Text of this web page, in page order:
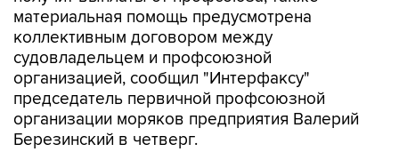
материальная помощь предусмотрена
коллективным договором между
судовладельцем и профсоюзной
организацией, сообщил "Интерфаксу"
председатель первичной профсоюзной
организации моряков предприятия Валерий
Березинский в четверг.